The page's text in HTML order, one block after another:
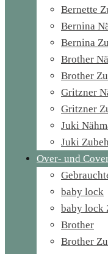
Bernette
Bernina
Bernina
Brother
Brother
Gritzner
Gritzner
Juki
Juki
Over- und
baby lock
baby lock
Brother
Brother